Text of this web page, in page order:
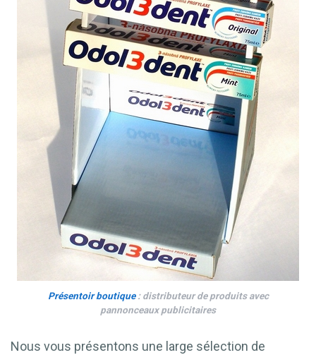
Présentoir boutique: distributeur de produits avec
pannonceaux publicitaires
Nous vous présentons une large sélection de